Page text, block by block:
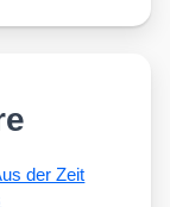
der Zeit